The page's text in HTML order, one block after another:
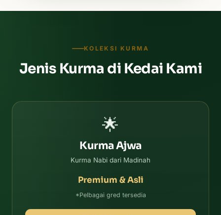
KOLEKSI KURMA
Jenis Kurma di Kedai Kami
🌟
Kurma Ajwa
Kurma Nabi dari Madinah
Premium & Asli
*Pelbagai gred tersedia